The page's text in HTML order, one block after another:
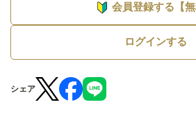
会員登録する【無
ログインする
シェア